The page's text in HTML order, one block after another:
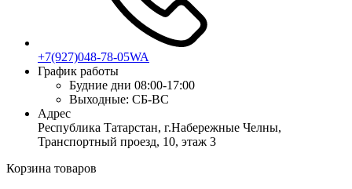
+7(927)048-78-05WA
График работы
Будние дни 08:00-17:00
Выходные: СБ-ВС
Адрес
Республика Татарстан, г.Набережные Челны,
Транспортный проезд, 10, этаж 3
Корзина товаров